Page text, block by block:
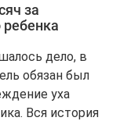
за
ребенка
дело, в
обязан был
уха
Вся история